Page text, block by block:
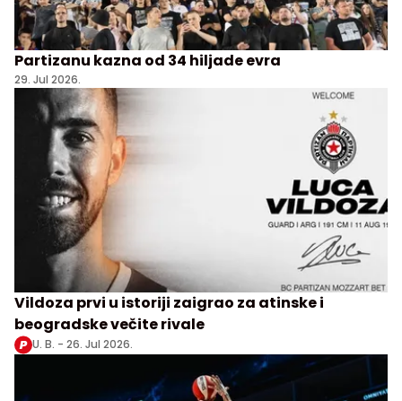
Partizanu kazna od 34 hiljade evra
29. Jul 2026.
Vildoza prvi u istoriji zaigrao za atinske i
beogradske večite rivale
U. B. - 26. Jul 2026.